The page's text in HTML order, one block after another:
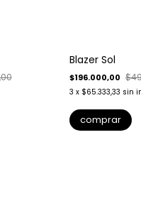
Blazer Sol
$196.000,00
3 x $65.333,33 sin
comprar